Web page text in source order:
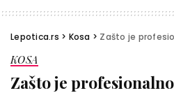
Lepotica.rs > Kosa > Zašto je
KOSA
Zašto je